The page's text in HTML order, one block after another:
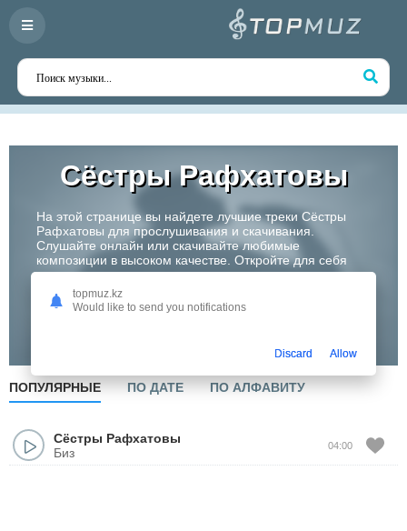
Сёстры Рафxатовы
На этой странице вы найдете лучшие треки Сёстры
Рафxатовы для прослушивания и скачивания.
Слушайте онлайн или скачивайте любимые
композиции в высоком качестве. Откройте для себя
творчество одного из самых перспективных артистов
Казахстана!
ПОПУЛЯРНЫЕ ПО ДАТЕ ПО АЛФАВИТУ
Сёстры Рафxатовы
Биз
04:00
topmuz.kz
Would like to send you notifications
Discard Allow